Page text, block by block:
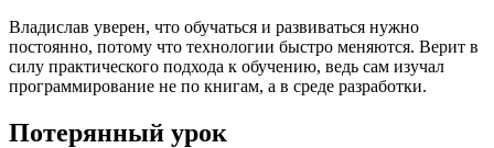
Владислав уверен, что обучаться и развиваться нужно
постоянно, потому что технологии быстро меняются. Верит в
силу практического подхода к обучению, ведь сам изучал
программирование не по книгам, а в среде разработки.
Потерянный урок